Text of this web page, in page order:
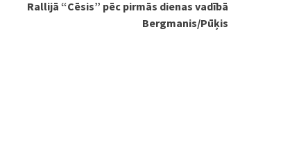
Rallijā “Cēsis” pēc pirmās dienas vadībā
Bergmanis/Pūķis